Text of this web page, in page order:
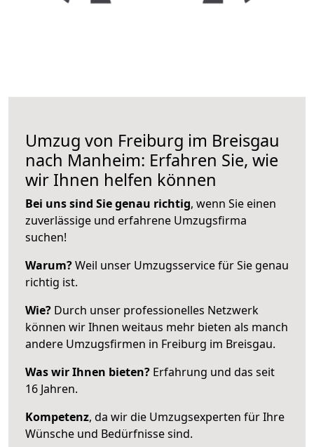
Umzug von Freiburg im Breisgau
nach Manheim: Erfahren Sie, wie
wir Ihnen helfen können
Bei uns sind Sie genau richtig, wenn Sie einen
zuverlässige und erfahrene Umzugsfirma
suchen!
Warum?Weil unser Umzugsservice für Sie genau
richtig ist.
Wie? Durch unser professionelles Netzwerk
können wir Ihnen weitaus mehr bieten als manch
andere Umzugsfirmen in Freiburg im Breisgau.
Was wir Ihnen bieten? Erfahrung und das seit
16 Jahren.
Kompetenz, da wir die Umzugsexperten für Ihre
Wünsche und Bedürfnisse sind.